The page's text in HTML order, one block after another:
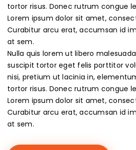
tortor risus. Donec rutrum congue
Lorem ipsum dolor sit amet,
Curabitur arcu erat, accumsan id
at sem.
Nulla quis lorem ut libero
suscipit tortor eget felis porttitor
nisi, pretium ut lacinia in,
tortor risus. Donec rutrum congue
Lorem ipsum dolor sit amet,
Curabitur arcu erat, accumsan id
at sem.